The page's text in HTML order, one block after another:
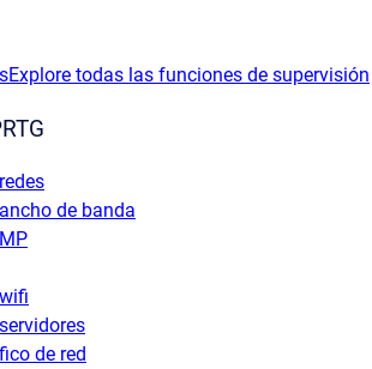
Explore todas las funciones de supervisión
de banda
de red